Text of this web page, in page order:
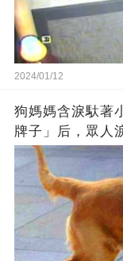
2024/01/12
狗媽媽含淚馱著
牌子」后，眾人